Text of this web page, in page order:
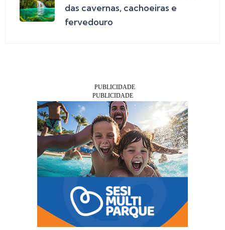
das cavernas, cachoeiras e
fervedouro